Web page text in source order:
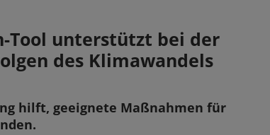
Tool unterstützt bei der
des Klimawandels
hilft, geeignete Maßnahmen für